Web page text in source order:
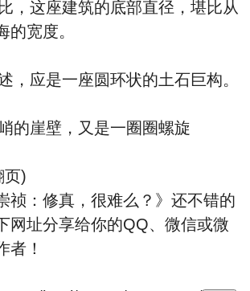
，这座建筑的底部直径，堪比从
的宽度。
应是一座圆环状的土石巨构。
的崖壁，又是一圈圈螺旋
页)
祯：修真，很难么？》还不错的
网址分享给你的QQ、微信或微
者！